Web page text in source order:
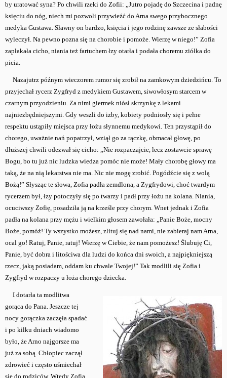
by uratować syna? Po chwili rzeki do Zofii: „Jutro pojadę do Szczecina i padnę
księciu do nóg, niech mi pozwoli przywieźć do Arna swego przybocznego
medyka Gustawa. Sławny on bardzo, księcia i jego rodzinę zawsze ze słabości
wyleczył. Na pewno pozna się na chorobie i pomoże. Wierzę w niego!” Zofia
zapłakała cicho, niania też fartuchem łzy otarła i podała choremu ziółka do
picia.
Nazajutrz późnym wieczorem rumor się zrobił na zamkowym dziedzińcu. To
przyjechał rycerz Zygfryd z medykiem Gustawem, siwowłosym starcem w
czarnym przyodzieniu. Za nimi giermek niósł skrzynkę z lekami
najniezbędniejszymi. Gdy weszli do izby, kobiety podniosły się i pełne
respektu ustąpiły miejsca przy łożu słynnemu medykowi. Ten przystąpił do
chorego, uważnie nań popatrzył, wziął go za rączkę, obmacał głowę, po
dłuższej chwili odezwał się cicho: „Nie rozpaczajcie, lecz zostawcie sprawę
Bogu, bo tu już nic ludzka wiedza pomóc nie może! Mały chorobę głowy ma
taką, że na nią lekarstwa nie ma. Nic nie mogę zrobić. Pogódźcie się z wolą
Bożą!” Słysząc te słowa, Zofia padła zemdlona, a Zygfrydowi, choć twardym
rycerzem był, łzy potoczyły się po twarzy i padł przy łożu na kolana. Niania,
ocuciwszy Zofię, posadziła ją na krześle przy chorym. Wnet jednak i Zofia
padła na kolana przy mężu i wielkim głosem zawołała: „Panie Boże, mocny
Boże, pomóż! Ty wszystko możesz, zlituj się nad nami, nie zabieraj nam Arna,
ocal go! Ratuj, Panie, ratuj! Wierzę w Ciebie, że nam pomożesz! Ślubuję Ci,
Panie, być dobra i litościwa dla ludzi do końca dni swoich, a najpiękniejszą
rzecz, jaką posiadam, oddam ku chwale Twojej!” Tak modlili się Zofia i
Zygfryd w rozpaczy u łoża chorego dziecka.
I dotarła ta modlitwa
gorąca do Pana. Jeszcze tej
nocy gorączka zaczęła spadać
i po kilku dniach wiadomo
było, że Arno najgorsze ma
już za sobą. Chłopiec zaczął
zdrowieć i często uśmiechał
się do rodziców. Wtedy Zofia,